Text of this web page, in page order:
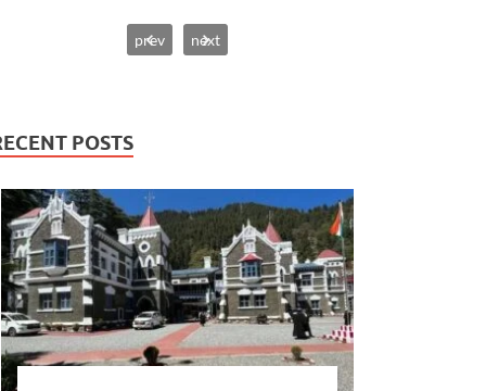
prev next
POSTS